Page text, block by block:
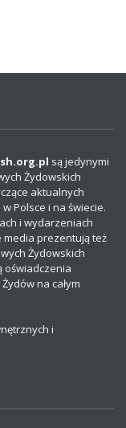
są jedynymi
Żydowskich
aktualnych
Polsce i na świecie.
i wydarzeniach
prezentują też
Żydowskich
oświadczenia
na całym
i